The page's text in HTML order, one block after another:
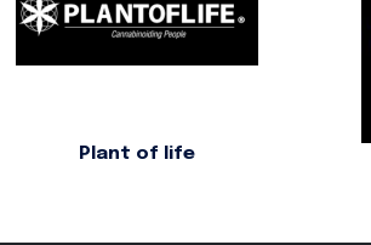
Plant of life